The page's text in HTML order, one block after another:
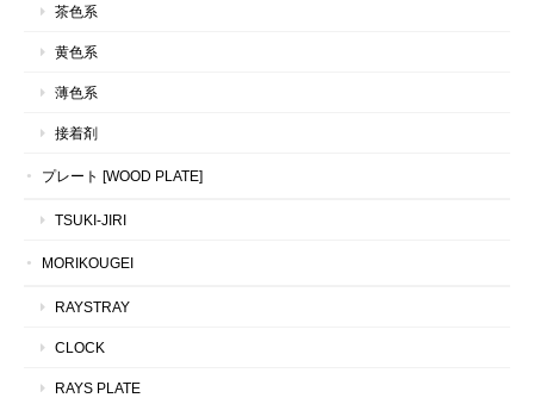
茶色系
黄色系
薄色系
接着剤
プレート [WOOD PLATE]
TSUKI-JIRI
MORIKOUGEI
RAYSTRAY
CLOCK
RAYS PLATE